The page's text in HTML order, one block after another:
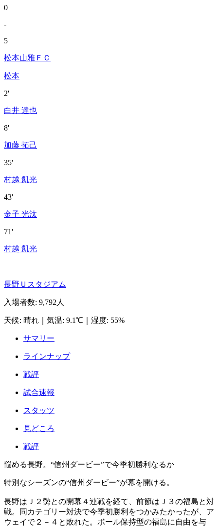
0
-
5
松本山雅ＦＣ
松本
2'
白井 達也
8'
加藤 拓己
35'
村越 凱光
43'
金子 光汰
71'
村越 凱光
長野Ｕスタジアム
入場者数: 9,792人
天候: 晴れ 気温: 9.1℃ 湿度: 55%
サマリー
ラインナップ
戦評
試合速報
スタッツ
見どころ
戦評
悩める長野。“信州ダービー”で今季初勝利なるか
特別なシーズンの“信州ダービー”が幕を開ける。
長野はＪ２勢との開幕４連戦を経て、前節はＪ３の福島と対
戦。同カテゴリー対決で今季初勝利をつかみたかったが、ア
ウェイで２－４と敗れた。ボール保持型の福島に自由を与